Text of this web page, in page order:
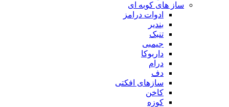
ساز های کوبه ای
ادوات درامز
بندیر
تنبک
جیمبی
داربوکا
درام
دف
سازهای افکتی
کاخن
کوزه